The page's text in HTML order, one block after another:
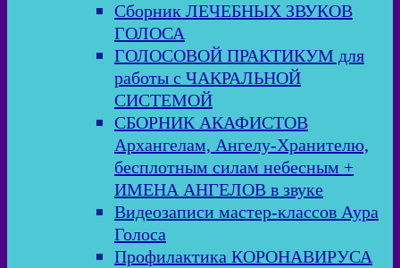
Сборник ЛЕЧЕБНЫХ ЗВУКОВ
ГОЛОСА
ГОЛОСОВОЙ ПРАКТИКУМ для
работы с ЧАКРАЛЬНОЙ
СИСТЕМОЙ
СБОРНИК АКАФИСТОВ
Архангелам, Ангелу-Хранителю,
бесплотным силам небесным +
ИМЕНА АНГЕЛОВ в звуке
Видеозаписи мастер-классов Аура
Голоса
Профилактика КОРОНАВИРУСА